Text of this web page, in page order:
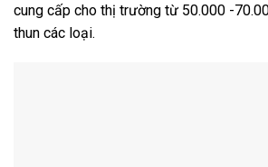
cung cấp cho thị trường từ 50.000 -
thun các loại.